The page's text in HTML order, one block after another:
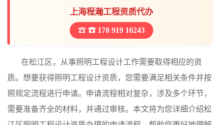
上海程瀚工程资质代办
☎ 178 919 10243
在松江区，从事照明工程设计工作需要取得相应的资
质。想要获得照明工程设计资质，您需要满足相关条件并按
照规定流程进行申请。申请流程相对复杂，涉及多个环节，
需要准备齐全的材料，并通过审核。本文将为您详细介绍松